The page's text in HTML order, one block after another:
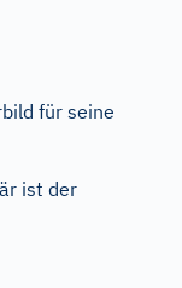
für seine
ist der